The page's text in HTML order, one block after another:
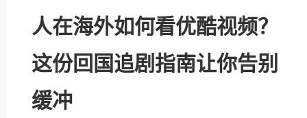
人在海外如何看优酷视频？
这份回国追剧指南让你告别
缓冲